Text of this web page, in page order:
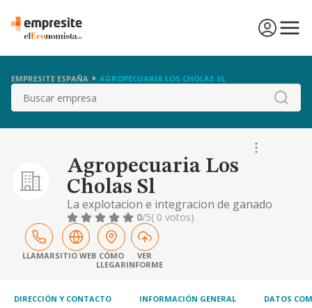
EMPRESITE ESPAÑA AGROPECUARIA LOS CHOLAS SL
Buscar
Agropecuaria Los
Cholas Sl
La explotacion e integracion de ganado
porcino. la adquisicion, enajenacion y
explotacion de toda clase de terrenos y
fincas, su urbanizacion, parcelacion y
reparcelacion, la promocion, construccion,
rehabilitacion y mej
0/5( 0 votos)
LLAMARSITIO WEB CÓMO
LLEGAR
VER
INFORME
DIRECCIÓN Y CONTACTO INFORMACIÓN GENERAL DATOS